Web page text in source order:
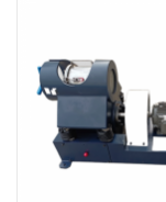
broyeur à
option, pot
acier
de 1 à 20 l